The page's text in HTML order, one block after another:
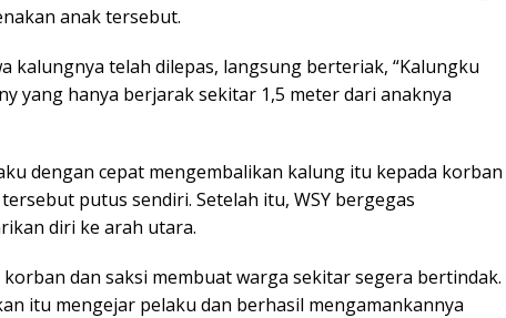
anak tersebut.
kalungnya telah dilepas, langsung berteriak, “Kalungku
yang hanya berjarak sekitar 1,5 meter dari anaknya
dengan cepat mengembalikan kalung itu kepada korban
putus sendiri. Setelah itu, WSY bergegas
diri ke arah utara.
dan saksi membuat warga sekitar segera bertindak.
itu mengejar pelaku dan berhasil mengamankannya